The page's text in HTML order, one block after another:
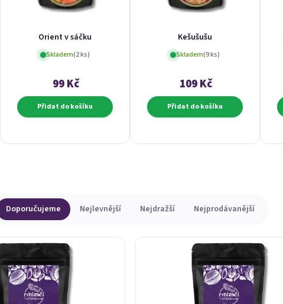
Orient v sáčku
Skladem(2 ks)
99 Kč
Přidat do košíku
Kešušušu
Skladem(9 ks)
109 Kč
Přidat do košíku
Doporučujeme Nejlevnější Nejdražší Nejprodávanější